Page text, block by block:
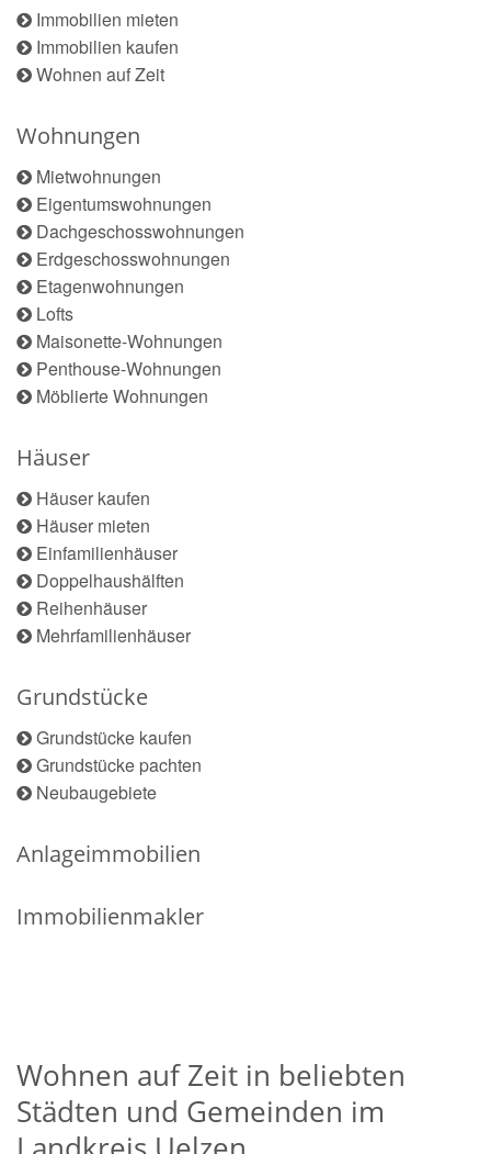
Immobilien mieten
Immobilien kaufen
Wohnen auf Zeit
Wohnungen
Mietwohnungen
Eigentumswohnungen
Dachgeschosswohnungen
Erdgeschosswohnungen
Etagenwohnungen
Lofts
Maisonette-Wohnungen
Penthouse-Wohnungen
Möblierte Wohnungen
Häuser
Häuser kaufen
Häuser mieten
Einfamilienhäuser
Doppelhaushälften
Reihenhäuser
Mehrfamilienhäuser
Grundstücke
Grundstücke kaufen
Grundstücke pachten
Neubaugebiete
Anlageimmobilien
Immobilienmakler
Wohnen auf Zeit in beliebten
Städten und Gemeinden im